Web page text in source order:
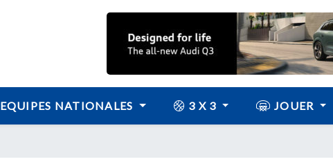
EQUIPES NATIONALES 3 X 3 JOUER